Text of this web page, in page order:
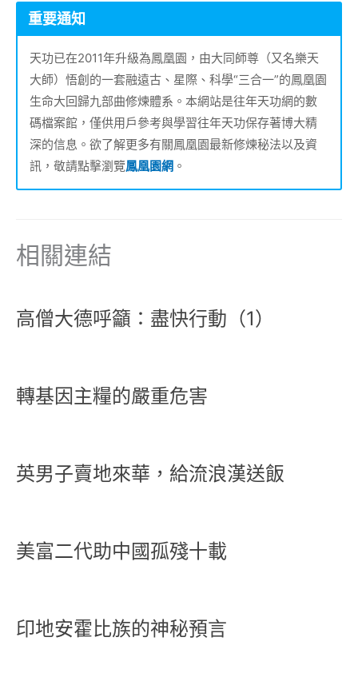
重要通知
天功已在2011年升級為鳳凰園，由大同師尊（又名樂天
大師）悟創的一套融遠古、星際、科學“三合一”的鳳凰園
生命大回歸九部曲修煉體系。本網站是往年天功網的數
碼檔案館，僅供用戶參考與學習往年天功保存著博大精
深的信息。欲了解更多有關鳳凰園最新修煉秘法以及資
訊，敬請點擊瀏覽鳳凰園網 。
相關連結
高僧大德呼籲：盡快行動（1）
轉基因主糧的嚴重危害
英男子賣地來華，給流浪漢送飯
美富二代助中國孤殘十載
印地安霍比族的神秘預言